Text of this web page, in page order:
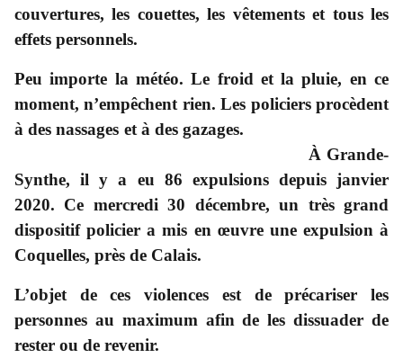
couvertures, les couettes, les vêtements et tous les
effets personnels.
Peu importe la météo. Le froid et la pluie, en ce
moment, n’empêchent rien. Les policiers procèdent
à des nassages et à des gazages.
À Grande-
Synthe, il y a eu 86 expulsions depuis janvier
2020. Ce mercredi 30 décembre, un très grand
dispositif policier a mis en œuvre une expulsion à
Coquelles, près de Calais.
L’objet de ces violences est de précariser les
personnes au maximum afin de les dissuader de
rester ou de revenir.